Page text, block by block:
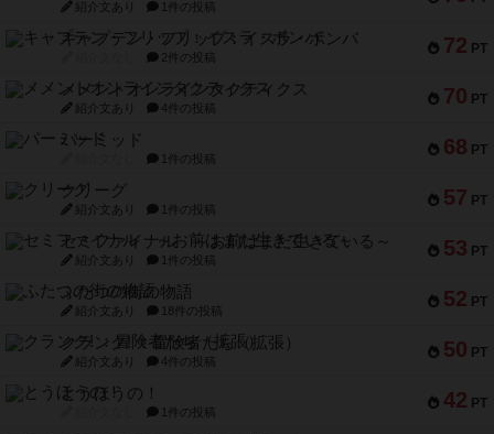
紹介文あり 1件の投稿
72 PT
キャプテン・フリップ：イスラ・ボンバ
2件の投稿
70 PT
メメントオンラインタクティクス
紹介文あり 4件の投稿
68 PT
パーミッド
1件の投稿
57 PT
クリーグ
紹介文あり 1件の投稿
53 PT
セミファイナル ～お前はまだ生きている～
紹介文あり 1件の投稿
52 PT
ふたつの街の物語
紹介文あり 18件の投稿
50 PT
クランク! ：冒険者たち（拡張）
紹介文あり 4件の投稿
42 PT
とうほうの！
1件の投稿